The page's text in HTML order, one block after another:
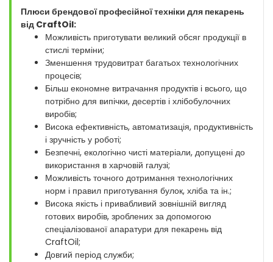
Плюси брендової професійної техніки для пекарень
від CraftOil:
Можливість приготувати великий обсяг продукції в
стислі терміни;
Зменшення трудовитрат багатьох технологічних
процесів;
Більш економне витрачання продуктів і всього, що
потрібно для випічки, десертів і хлібобулочних
виробів;
Висока ефективність, автоматизація, продуктивність
і зручність у роботі;
Безпечні, екологічно чисті матеріали, допущені до
використання в харчовій галузі;
Можливість точного дотримання технологічних
норм і правил приготування булок, хліба та ін.;
Висока якість і привабливий зовнішній вигляд
готових виробів, зроблених за допомогою
спеціалізованої апаратури для пекарень від
CraftOil;
Довгий період служби;